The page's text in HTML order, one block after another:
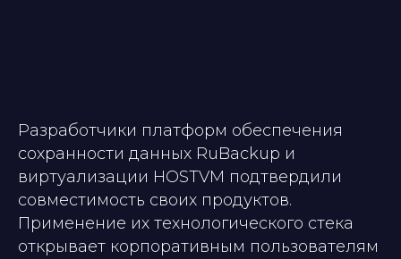
Разработчики платформ обеспечения
сохранности данных RuBackup и
виртуализации HOSTVM подтвердили
совместимость своих продуктов.
Применение их технологического стека
открывает корпоративным пользователям